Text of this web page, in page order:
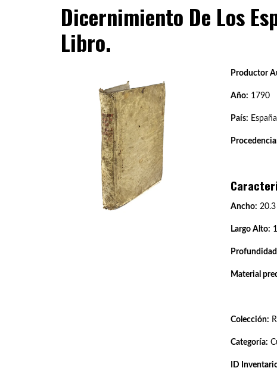
Dicernimiento De Los
Libro.
Productor
Año: 1790
País: España
Ancho: 20.3
Largo Alto:
Material
Colección:
Categoría:
ID